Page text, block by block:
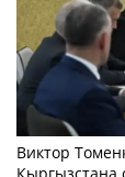
Виктор